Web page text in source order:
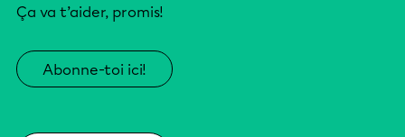
Ça va t’aider, promis!
Abonne-toi ici!